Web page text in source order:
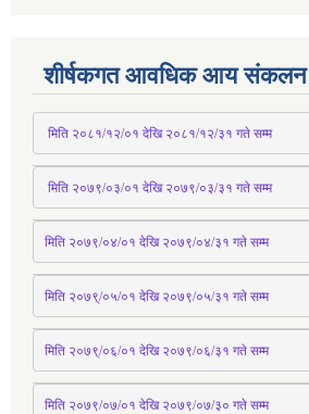
शीर्षकगत आवधिक आय संकलन
मिति २०८१/१२/०१ देखि २०८१/१२/३१ गते सम्म
मिति २०७९/०३/०१ देखि २०७९/०३/३१ गते सम्म
मिति २०७९/०४/०१ देखि २०७९/०४/३१ गते सम्म
मिति २०७९्/०५/०१ देखि २०७९/०५/३१ गते सम्म
मिति २०७९्/०६/०१ देखि २०७९/०६/३१ गते सम्म
मिति २०७९/०७/०१ देखि २०७९/०७/३० गते सम्म